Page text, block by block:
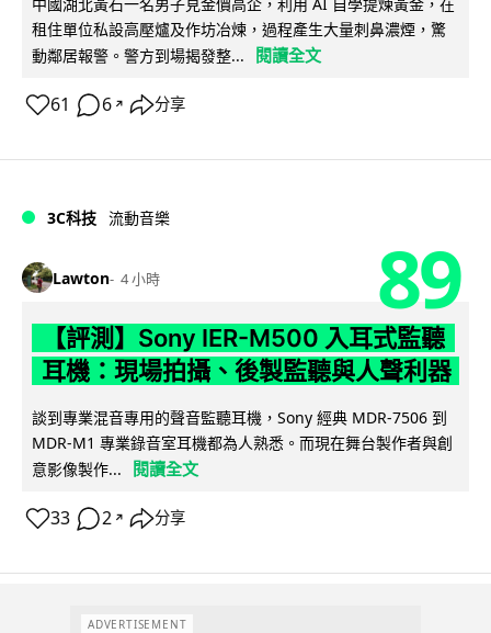
租住單位私設高壓爐及作坊冶煉，過程產生大量刺鼻濃煙，驚
動鄰居報警。警方到場揭發整...
閱讀全文
61 6 ↗ 分享
3C科技 流動音樂
Lawton 4 小時 89
【評測】Sony IER-M500 入耳式監聽
耳機：現場拍攝、後製監聽與人聲利器
談到專業混音專用的聲音監聽耳機，Sony 經典 MDR-7506 到
MDR-M1 專業錄音室耳機都為人熟悉。而現在舞台製作者與創
意影像製作...
閱讀全文
33 2 ↗ 分享
ADVERTISEMENT